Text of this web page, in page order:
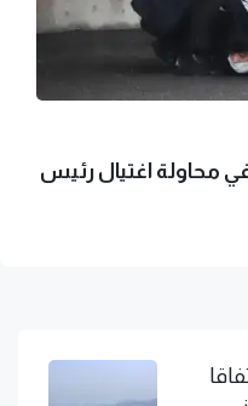
محاولة اغتيال رئيس